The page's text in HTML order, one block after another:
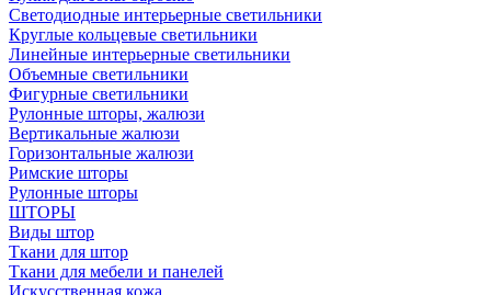
Светодиодные интерьерные светильники
Круглые кольцевые светильники
Линейные интерьерные светильники
Объемные светильники
Фигурные светильники
Рулонные шторы, жалюзи
Вертикальные жалюзи
Горизонтальные жалюзи
Римские шторы
Рулонные шторы
ШТОРЫ
Виды штор
Ткани для штор
Ткани для мебели и панелей
Искусственная кожа